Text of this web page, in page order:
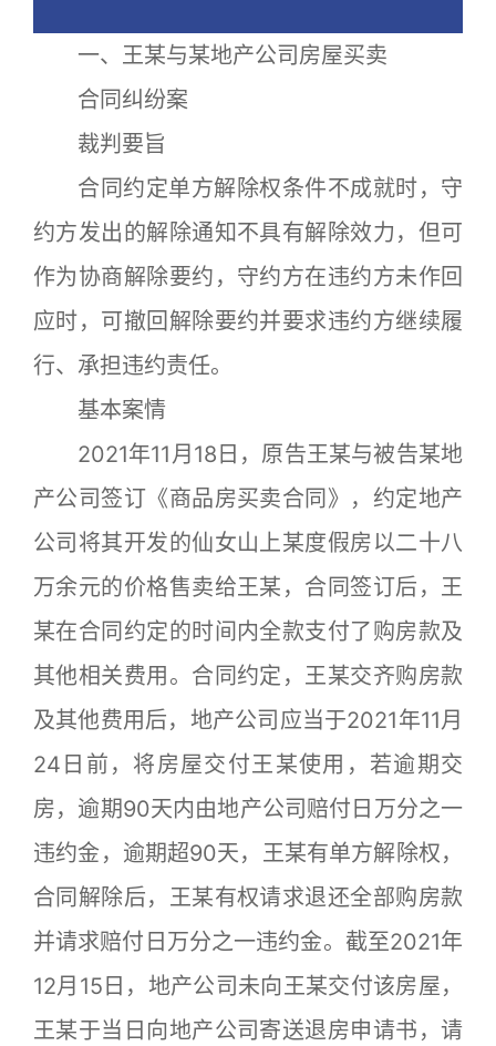
一、王某与某地产公司房屋买卖
合同纠纷案
裁判要旨
合同约定单方解除权条件不成就时，守
约方发出的解除通知不具有解除效力，但可
作为协商解除要约，守约方在违约方未作回
应时，可撤回解除要约并要求违约方继续履
行、承担违约责任。
基本案情
2021年11月18日，原告王某与被告某地
产公司签订《商品房买卖合同》，约定地产
公司将其开发的仙女山上某度假房以二十八
万余元的价格售卖给王某，合同签订后，王
某在合同约定的时间内全款支付了购房款及
其他相关费用。合同约定，王某交齐购房款
及其他费用后，地产公司应当于2021年11月
24日前，将房屋交付王某使用，若逾期交
房，逾期90天内由地产公司赔付日万分之一
违约金，逾期超90天，王某有单方解除权，
合同解除后，王某有权请求退还全部购房款
并请求赔付日万分之一违约金。截至2021年
12月15日，地产公司未向王某交付该房屋，
王某于当日向地产公司寄送退房申请书，请